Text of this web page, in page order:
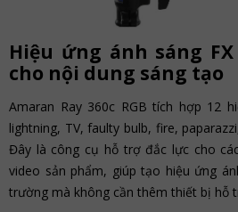
Hiệu ứng ánh sáng
cho nội dung sáng tạo
Amaran Ray 360c RGB tích hợp 12
lightning, TV, faulty bulb, fire,
Đây là công cụ hỗ trợ đắc lực cho
video sản phẩm, giúp tạo hiệu ứng
trường mà không cần thêm thiết bị hỗ